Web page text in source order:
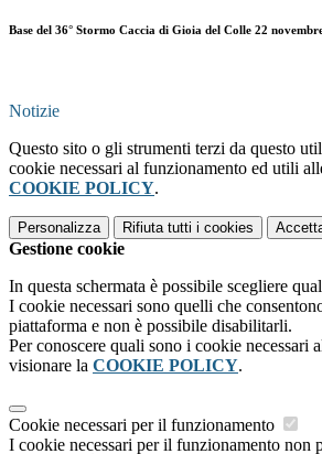
Base del 36° Stormo Caccia di Gioia del Colle 22
Notizie
Questo sito o gli strumenti terzi da questo
cookie necessari al funzionamento ed utili
COOKIE POLICY.
Personalizza Rifiuta tutti i cookies
Gestione cookie
In questa schermata è possibile scegliere
I cookie necessari sono quelli che
piattaforma e non è possibile disabilitarli.
Per conoscere quali sono i cookie necessari
visionare la COOKIE POLICY.
Cookie necessari per il funzionamento
I cookie necessari per il funzionamento non